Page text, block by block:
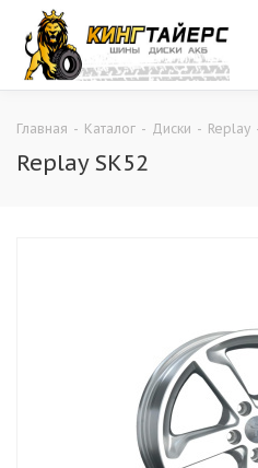
Главная - Каталог - Диски - Replay
Replay SK52